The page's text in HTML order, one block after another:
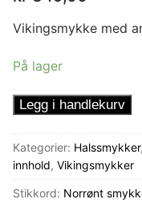
Vikingsmykke med
På lager
Vikingsmykke
pilspiss
antall
Legg i handlekurv
Kategorier: Halssmykker,
innhold, Vikingsmykker
Stikkord: Norrønt